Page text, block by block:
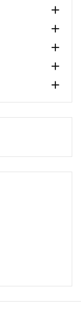




